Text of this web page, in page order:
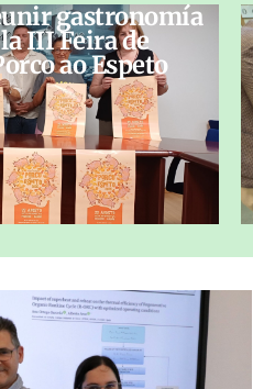
gastronomía
III Feira de
ao Espeto